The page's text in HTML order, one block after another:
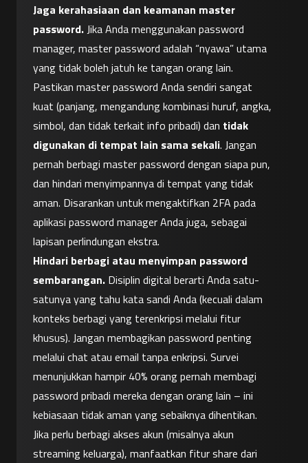
Jaga kerahasiaan dan keamanan master
password. Jika Anda menggunakan password
manager, master password adalah “nyawa” utama
yang tidak boleh jatuh ke tangan orang lain.
Pastikan master password Anda sendiri sangat
kuat (panjang, mengandung kombinasi huruf, angka,
simbol, dan tidak terkait info pribadi) dan tidak
digunakan di tempat lain sama sekali. Jangan
pernah berbagi master password dengan siapa pun,
dan hindari menyimpannya di tempat yang tidak
aman. Disarankan untuk mengaktifkan 2FA pada
aplikasi password manager Anda juga, sebagai
lapisan perlindungan ekstra.
Hindari berbagi atau menyimpan password
sembarangan. Disiplin digital berarti Anda satu-
satunya yang tahu kata sandi Anda (kecuali dalam
konteks berbagi yang terenkripsi melalui fitur
khusus). Jangan membagikan password penting
melalui chat atau email tanpa enkripsi. Survei
menunjukkan hampir 40% orang pernah membagi
password pribadi mereka dengan orang lain – ini
kebiasaan tidak aman yang sebaiknya dihentikan.
Jika perlu berbagi akses akun (misalnya akun
streaming keluarga), manfaatkan fitur share dari